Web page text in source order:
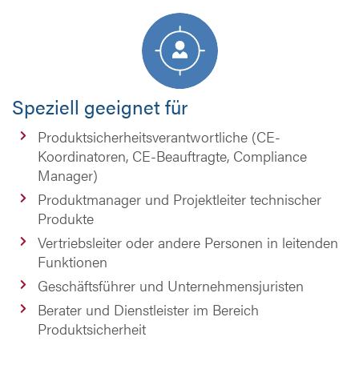
Speziell geeignet für
Produktsicherheitsverantwortliche (CE-
Koordinatoren, CE-Beauftragte, Compliance
Manager)
Produktmanager und Projektleiter technischer
Produkte
Vertriebsleiter oder andere Personen in leitenden
Funktionen
Geschäftsführer und Unternehmensjuristen
Berater und Dienstleister im Bereich
Produktsicherheit